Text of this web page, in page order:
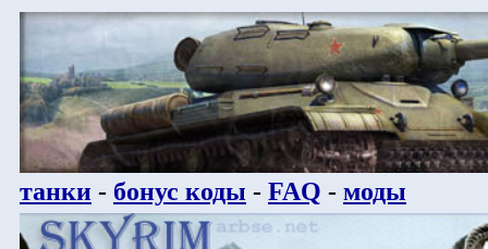
танки - бонус коды - FAQ - моды